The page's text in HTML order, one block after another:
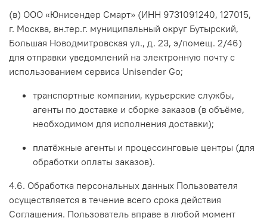
(в) ООО «Юнисендер Смарт» (ИНН 9731091240, 127015,
г. Москва, вн.тер.г. муниципальный округ Бутырский,
Большая Новодмитровская ул., д. 23, э/помещ. 2/46)
для отправки уведомлений на электронную почту с
использованием сервиса Unisender Go;
транспортные компании, курьерские службы,
агенты по доставке и сборке заказов (в объёме,
необходимом для исполнения доставки);
платёжные агенты и процессинговые центры (для
обработки оплаты заказов).
4.6. Обработка персональных данных Пользователя
осуществляется в течение всего срока действия
Соглашения. Пользователь вправе в любой момент